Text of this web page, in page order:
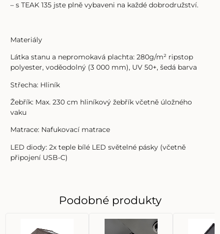
– s TEAK 135 jste plně vybaveni na každé dobrodružství.
Materiály
Látka stanu a nepromokavá plachta: 280g/m² ripstop
polyester, voděodolný (3 000 mm), UV 50+, šedá barva
Střecha: Hliník
Žebřík: Max. 230 cm hliníkový žebřík včetně úložného
vaku
Matrace: Nafukovací matrace
LED diody: 2x teple bílé LED světelné pásky (včetně
připojení USB-C)
Podobné produkty